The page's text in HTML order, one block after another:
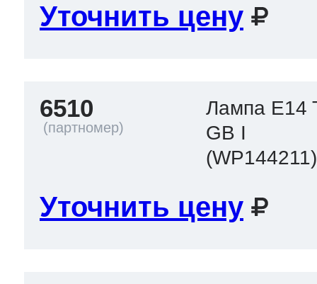
Уточнить цену
6510
Лампа E14
GB I
(WP144211)
Уточнить цену